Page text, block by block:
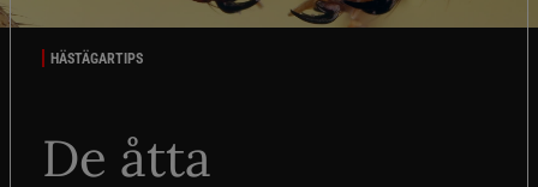
HÄSTÄGARTIPS
De åtta